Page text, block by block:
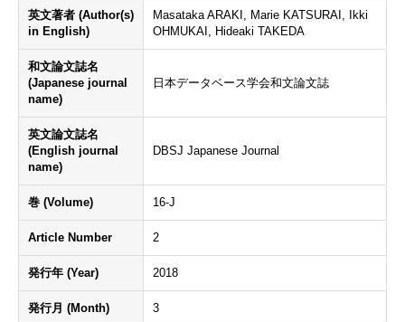
英文著者 (Author(s)
in English)
Masataka ARAKI, Marie KATSURAI, Ikki
OHMUKAI, Hideaki TAKEDA
和文論文誌名
(Japanese journal
name)
日本データベース学会和文論文誌
英文論文誌名
(English journal
name)
DBSJ Japanese Journal
巻 (Volume) 16-J
Article Number 2
発行年 (Year) 2018
発行月 (Month) 3